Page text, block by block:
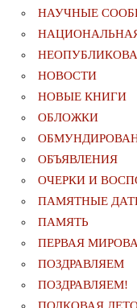
НАУЧНЫЕ
НОВОСТИ
НОВЫЕ КНИГИ
ОБЛОЖКИ
ОБЪЯВЛЕНИЯ
ОЧЕРКИ И
ПАМЯТНЫЕ
ПАМЯТЬ
ПЕРВАЯ
ПОЗДРАВЛЯЕМ
ПОЗДРАВЛЯЕМ!